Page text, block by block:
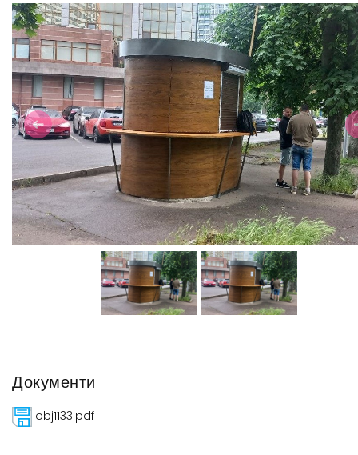
Previous
Документи
obj1133.pdf